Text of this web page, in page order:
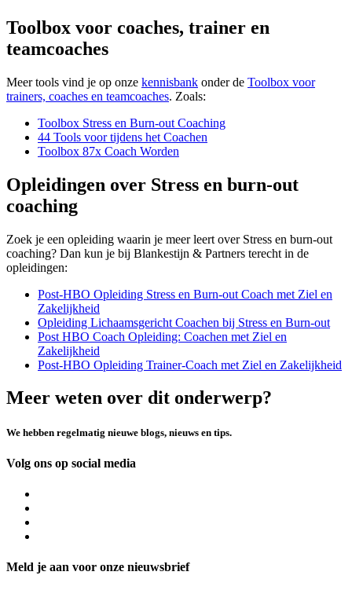
Toolbox voor coaches, trainer en
teamcoaches
Meer tools vind je op onze kennisbank onder de Toolbox voor
trainers, coaches en teamcoaches. Zoals:
Toolbox Stress en Burn-out Coaching
44 Tools voor tijdens het Coachen
Toolbox 87x Coach Worden
Opleidingen over Stress en burn-out
coaching
Zoek je een opleiding waarin je meer leert over Stress en burn-out
coaching? Dan kun je bij Blankestijn & Partners terecht in de
opleidingen:
Post-HBO Opleiding Stress en Burn-out Coach met Ziel en
Zakelijkheid
Opleiding Lichaamsgericht Coachen bij Stress en Burn-out
Post HBO Coach Opleiding: Coachen met Ziel en
Zakelijkheid
Post-HBO Opleiding Trainer-Coach met Ziel en Zakelijkheid
Meer weten over dit onderwerp?
We hebben regelmatig nieuwe blogs, nieuws en tips.
Volg ons op social media
Meld je aan voor onze nieuwsbrief